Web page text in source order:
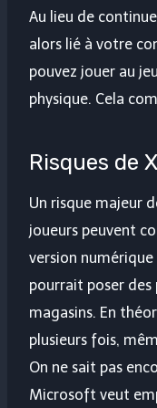
Au lieu de
alors lié à votre
pouvez jouer au
physique. Cela
Risques de
Un risque majeur
joueurs peuvent
version numérique
pourrait poser
magasins. En
plusieurs fois,
On ne sait pas
Microsoft veut